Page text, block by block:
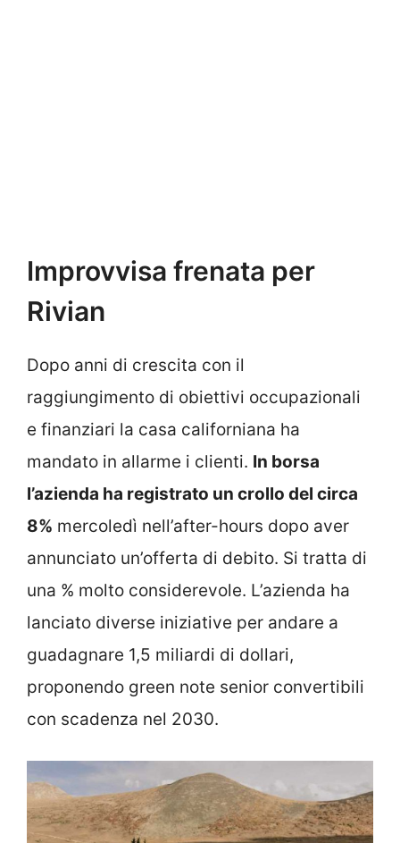
Improvvisa frenata per
Rivian
Dopo anni di crescita con il
raggiungimento di obiettivi occupazionali
e finanziari la casa californiana ha
mandato in allarme i clienti. In borsa
l’azienda ha registrato un crollo del circa
8% mercoledì nell’after-hours dopo aver
annunciato un’offerta di debito. Si tratta di
una % molto considerevole. L’azienda ha
lanciato diverse iniziative per andare a
guadagnare 1,5 miliardi di dollari,
proponendo green note senior convertibili
con scadenza nel 2030.